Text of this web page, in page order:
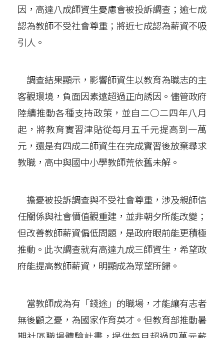
因，高達八成師資生憂慮會被投訴調查；逾七成
認為教師不受社會尊重；將近七成認為薪資不吸
引人。
調查結果顯示，影響師資生以教育為職志的主
客觀環境，負面因素遠超過正向誘因。儘管政府
陸續推動各種支持政策，並自二○二四年八月
起，將教育實習津貼從每月五千元提高到一萬
元，還是有四成二師資生在完成實習後放棄尋求
教職，高中與國中小學教師荒依舊未解。
擔憂被投訴調查與不受社會尊重，涉及親師信
任關係與社會價值觀重建，並非朝夕所能改變；
但改善教師薪資偏低問題，是政府眼前能更積極
推動。此次調查就有高達九成三師資生，希望政
府能提高教師薪資，明顯成為眾望所歸。
當教師成為有「錢途」的職場，才能讓有志者
無後顧之憂，為國家作育英才。但教育部推動暑